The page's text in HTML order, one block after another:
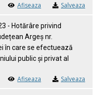
Afiseaza Salveaza
- Hotărâre privind
Argeș nr.
în care se efectuează
public şi privat al
Afiseaza Salveaza